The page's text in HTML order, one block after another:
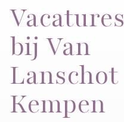
Vacatures
bij Van
Lanschot
Kempen